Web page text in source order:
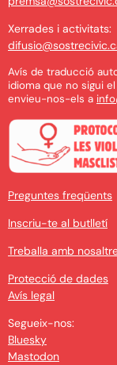
Xerrades i activitats:
Avís de traducció
idioma que no sigui
envieu-nos-els a
Preguntes freqüents
Inscriu-te al butlletí
Treballa amb
Protecció de dades
Avís legal
Segueix-nos:
Bluesky
Mastodon